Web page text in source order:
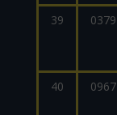
39
0379
40 0967